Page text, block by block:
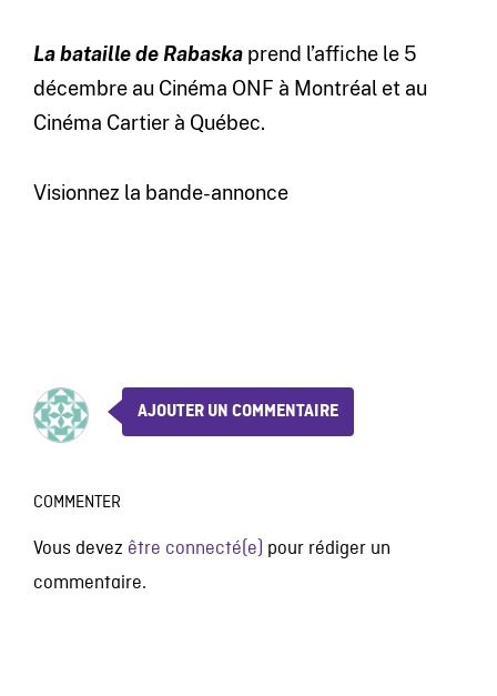
La bataille de Rabaska prend l’affiche le 5
décembre au Cinéma ONF à Montréal et au
Cinéma Cartier à Québec.
Visionnez la bande-annonce
AJOUTER UN COMMENTAIRE
COMMENTER
Vous devez être connecté(e) pour rédiger un
commentaire.